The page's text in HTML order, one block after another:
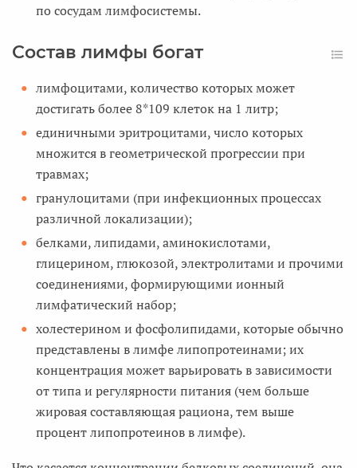
по сосудам лимфосистемы.
Состав лимфы богат
лимфоцитами, количество которых может
достигать более 8*109 клеток на 1 литр;
единичными эритроцитами, число которых
множится в геометрической прогрессии при
травмах;
гранулоцитами (при инфекционных процессах
различной локализации);
белками, липидами, аминокислотами,
глицерином, глюкозой, электролитами и прочими
соединениями, формирующими ионный
лимфатический набор;
холестерином и фосфолипидами, которые обычно
представлены в лимфе липопротеинами; их
концентрация может варьировать в зависимости
от типа и регулярности питания (чем больше
жировая составляющая рациона, тем выше
процент липопротеинов в лимфе).